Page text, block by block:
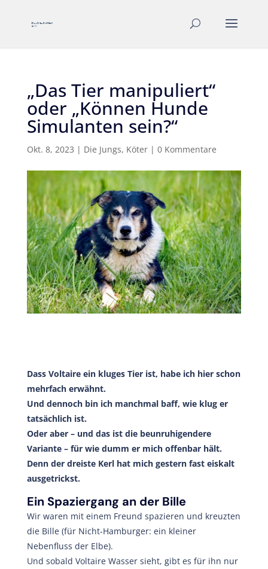
„Das Tier manipuliert“
oder „Können Hunde
Simulanten sein?“
Okt. 8, 2023 | Die Jungs, Köter| 0 Kommentare
Dass Voltaire ein kluges Tier ist, habe ich hier schon
mehrfach erwähnt.
Und dennoch bin ich manchmal baff, wie klug er
tatsächlich ist.
Oder aber – und das ist die beunruhigendere
Variante – für wie dumm er mich offenbar hält.
Denn der dreiste Kerl hat mich gestern fast eiskalt
ausgetrickst.
Ein Spaziergang an der Bille
Wir waren mit einem Freund spazieren und kreuzten
die Bille (für Nicht-Hamburger: ein kleiner
Nebenfluss der Elbe).
Und sobald Voltaire Wasser sieht, gibt es für ihn nur